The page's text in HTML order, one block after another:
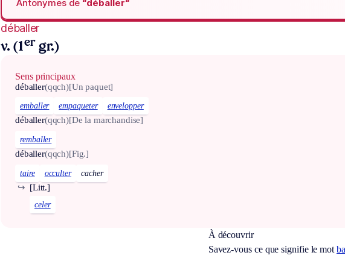
Antonymes de “déballer“
déballer
v. (1er gr.)
Sens principaux
déballer(qqch)[Un paquet]
emballer empaqueter envelopper
déballer(qqch)[De la marchandise]
remballer
déballer(qqch)[Fig.]
taire occulter cacher
[Litt.]
↪
celer
À découvrir
Savez-vous ce que signifie le mot